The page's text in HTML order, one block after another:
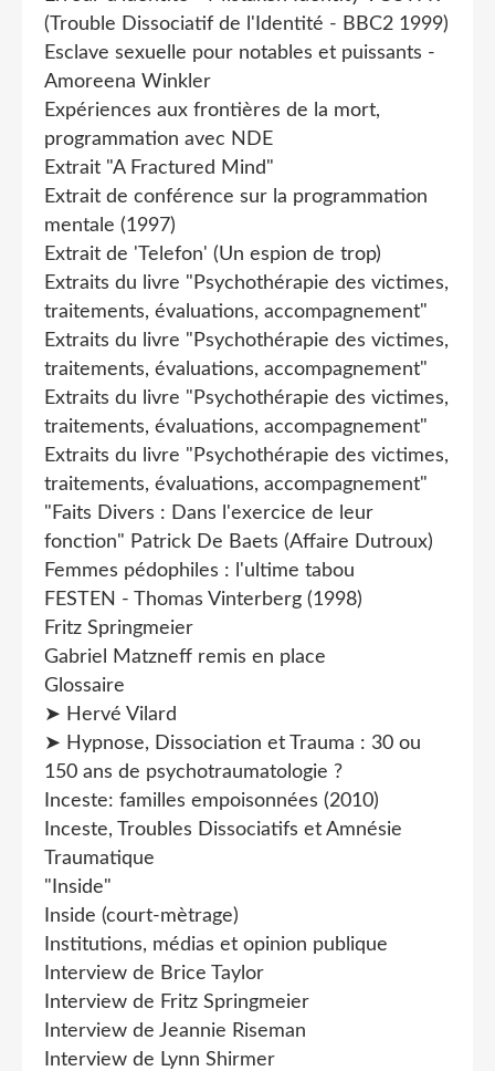
(Trouble Dissociatif de l'Identité - BBC2 1999)
Esclave sexuelle pour notables et puissants -
Amoreena Winkler
Expériences aux frontières de la mort,
programmation avec NDE
Extrait "A Fractured Mind"
Extrait de conférence sur la programmation
mentale (1997)
Extrait de 'Telefon' (Un espion de trop)
Extraits du livre "Psychothérapie des victimes,
traitements, évaluations, accompagnement"
Extraits du livre "Psychothérapie des victimes,
traitements, évaluations, accompagnement"
Extraits du livre "Psychothérapie des victimes,
traitements, évaluations, accompagnement"
Extraits du livre "Psychothérapie des victimes,
traitements, évaluations, accompagnement"
"Faits Divers : Dans l'exercice de leur
fonction" Patrick De Baets (Affaire Dutroux)
Femmes pédophiles : l'ultime tabou
FESTEN - Thomas Vinterberg (1998)
Fritz Springmeier
Gabriel Matzneff remis en place
Glossaire
➤ Hervé Vilard
➤ Hypnose, Dissociation et Trauma : 30 ou
150 ans de psychotraumatologie ?
Inceste: familles empoisonnées (2010)
Inceste, Troubles Dissociatifs et Amnésie
Traumatique
"Inside"
Inside (court-mètrage)
Institutions, médias et opinion publique
Interview de Brice Taylor
Interview de Fritz Springmeier
Interview de Jeannie Riseman
Interview de Lynn Shirmer